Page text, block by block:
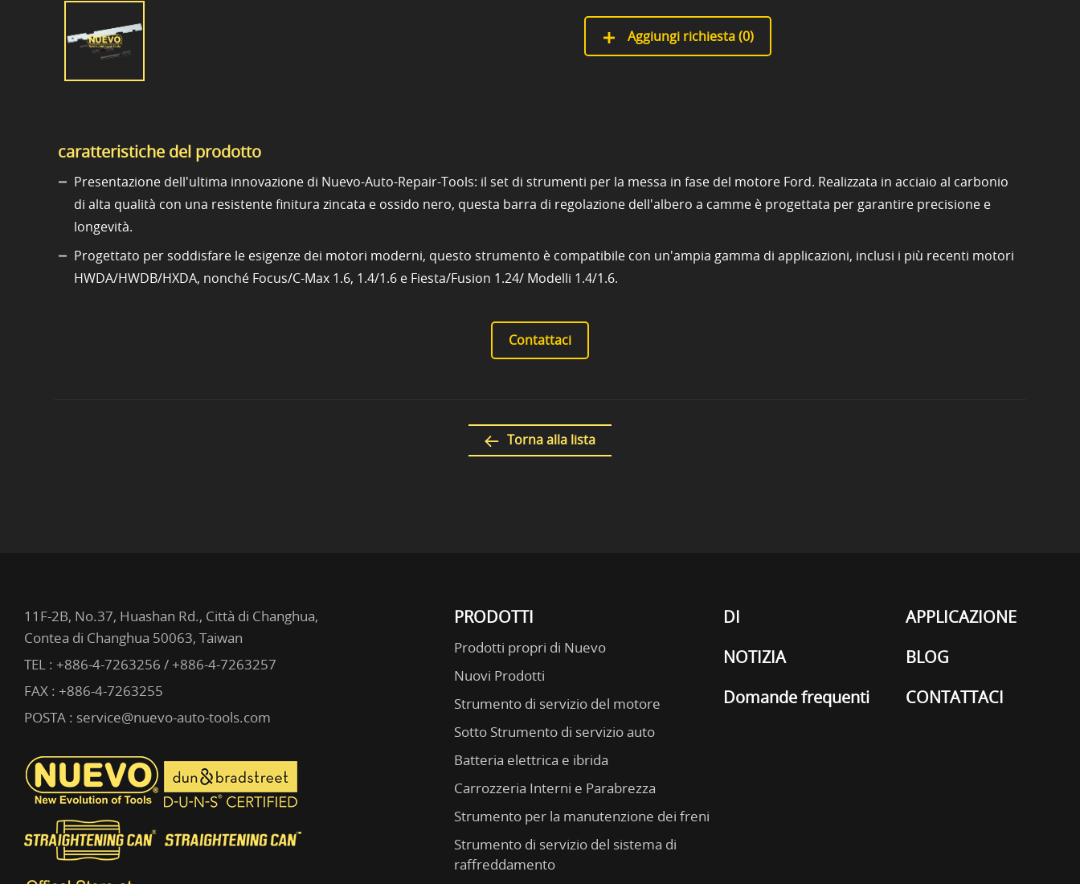
Aggiungi richiesta (0)
caratteristiche del prodotto
Presentazione dell'ultima innovazione di Nuevo-Auto-Repair-Tools: il set di strumenti per la messa in fase del motore Ford. Realizzata in acciaio al carbonio
di alta qualità con una resistente finitura zincata e ossido nero, questa barra di regolazione dell'albero a camme è progettata per garantire precisione e
longevità.
Progettato per soddisfare le esigenze dei motori moderni, questo strumento è compatibile con un'ampia gamma di applicazioni, inclusi i più recenti motori
HWDA/HWDB/HXDA, nonché Focus/C-Max 1.6, 1.4/1.6 e Fiesta/Fusion 1.24/ Modelli 1.4/1.6.
Contattaci
Torna alla lista
PRODOTTI
Prodotti propri di Nuevo
Nuovi Prodotti
Strumento di servizio del motore
Sotto Strumento di servizio auto
Batteria elettrica e ibrida
Carrozzeria Interni e Parabrezza
Strumento per la manutenzione dei freni
Strumento di servizio del sistema di
raffreddamento
DI
APPLICAZIONE
NOTIZIA
BLOG
Domande frequenti
CONTATTACI
11F-2B, No.37, Huashan Rd., Città di Changhua,
Contea di Changhua 50063, Taiwan
TEL : +886-4-7263256 / +886-4-7263257
FAX : +886-4-7263255
POSTA : service@nuevo-auto-tools.com